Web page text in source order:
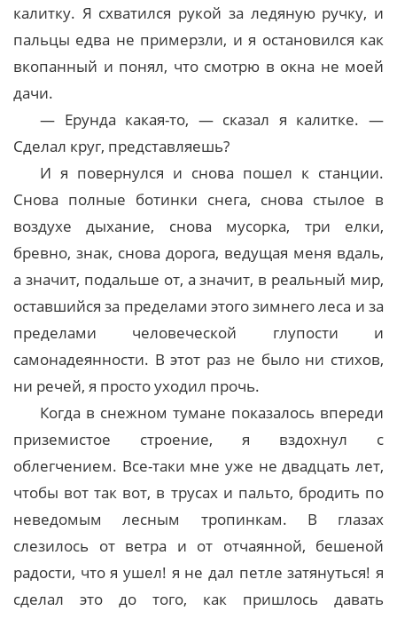
калитку. Я схватился рукой за ледяную ручку, и
пальцы едва не примерзли, и я остановился как
вкопанный и понял, что смотрю в окна не моей
дачи.
— Ерунда какая-то, — сказал я калитке. —
Сделал круг, представляешь?
И я повернулся и снова пошел к станции.
Снова полные ботинки снега, снова стылое в
воздухе дыхание, снова мусорка, три елки,
бревно, знак, снова дорога, ведущая меня вдаль,
а значит, подальше от, а значит, в реальный мир,
оставшийся за пределами этого зимнего леса и за
пределами человеческой глупости и
самонадеянности. В этот раз не было ни стихов,
ни речей, я просто уходил прочь.
Когда в снежном тумане показалось впереди
приземистое строение, я вздохнул с
облегчением. Все-таки мне уже не двадцать лет,
чтобы вот так вот, в трусах и пальто, бродить по
неведомым лесным тропинкам. В глазах
слезилось от ветра и от отчаянной, бешеной
радости, что я ушел! я не дал петле затянуться! я
сделал это до того, как пришлось давать